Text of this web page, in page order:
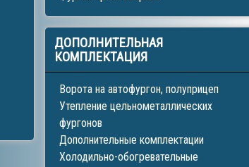
ДОПОЛНИТЕЛЬНАЯ
КОМПЛЕКТАЦИЯ
Ворота на автофургон, полуприцеп
Утепление цельнометаллических
фургонов
Дополнительные комплектации
Холодильно-обогревательные